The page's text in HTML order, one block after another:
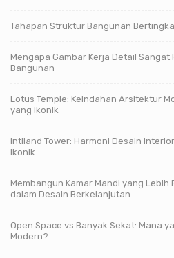
Tahapan Struktur Bangunan
Mengapa Gambar Kerja Detail
Bangunan
Lotus Temple: Keindahan Arsitektur
yang Ikonik
Intiland Tower: Harmoni Desain
Ikonik
Membangun Kamar Mandi yang
dalam Desain Berkelanjutan
Open Space vs Banyak Sekat: Mana
Modern?